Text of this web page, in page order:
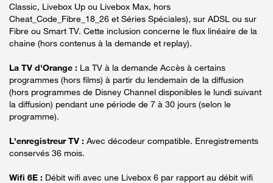
Classic, Livebox Up ou Livebox Max, hors
Cheat_Code_Fibre_18_26 et Séries Spéciales), sur ADSL ou sur
Fibre ou Smart TV. Cette inclusion concerne le flux linéaire de la
chaine (hors contenus à la demande et replay).
La TV d'Orange : La TV à la demande Accès à certains
programmes (hors films) à partir du lendemain de la diffusion
(hors programmes de Disney Channel disponibles le lundi suivant
la diffusion) pendant une période de 7 à 30 jours (selon le
programme).
L'enregistreur TV : Avec décodeur compatible. Enregistrements
conservés 36 mois.
Wifi 6E : Débit wifi avec une Livebox 6 par rapport au débit wifi